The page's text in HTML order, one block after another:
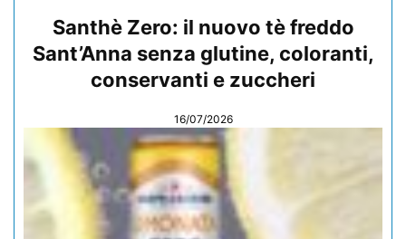
Santhè Zero: il nuovo tè freddo
Sant’Anna senza glutine, coloranti,
conservanti e zuccheri
16/07/2026